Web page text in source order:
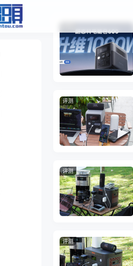
评测
评测
评测